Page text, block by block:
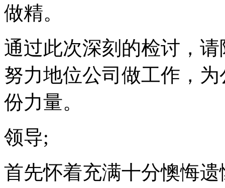
做精。
通过此次深刻的检讨，
努力地位公司做工作，
份力量。
领导;
首先怀着充满十分懊悔